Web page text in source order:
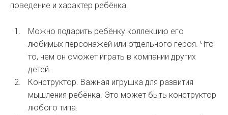
поведение и характер ребёнка.
Можно подарить ребёнку коллекцию его
любимых персонажей или отдельного героя. Что-
то, чем он сможет играть в компании других
детей.
Конструктор. Важная игрушка для развития
мышления ребёнка. Это может быть конструктор
любого типа.